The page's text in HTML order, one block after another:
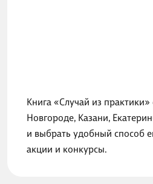
Книга «Случай из
Новгороде, Казани,
и выбрать удобный способ
акции и конкурсы.